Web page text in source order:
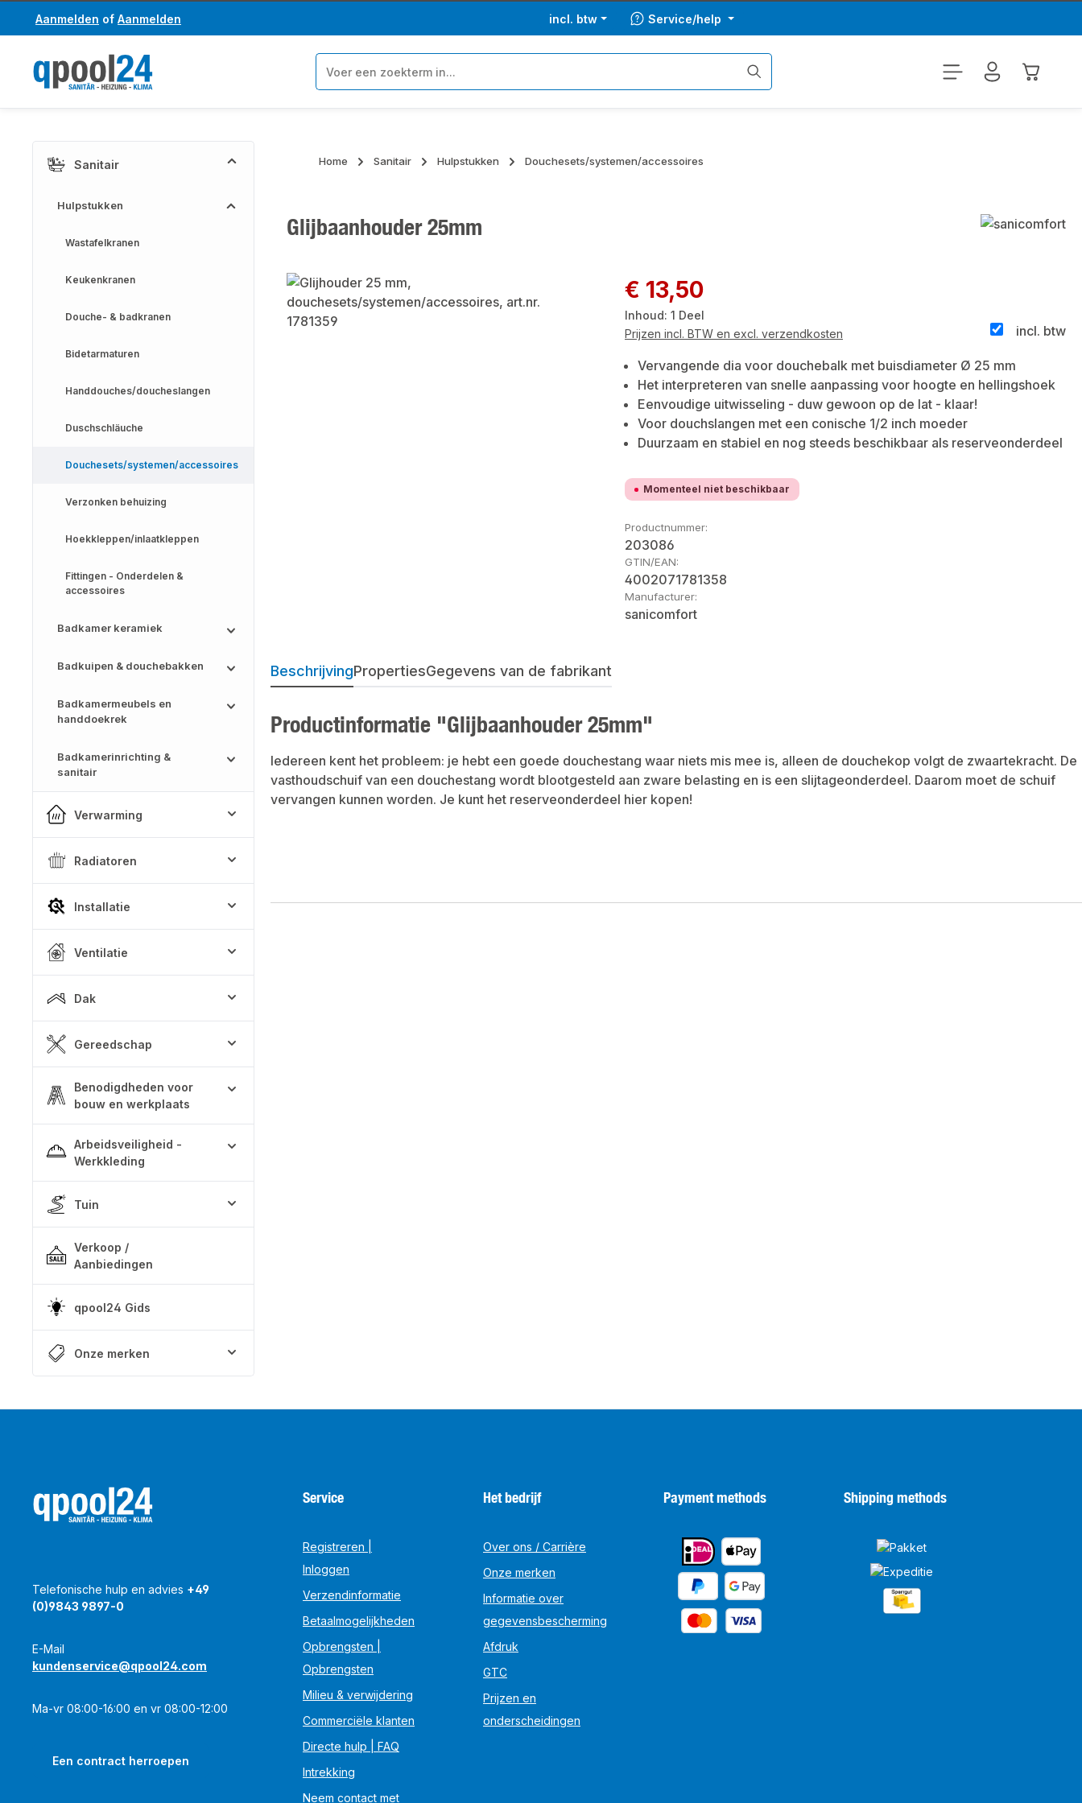
naar de hoofdinhoud
Ga naar de zoekopdracht
Aanmelden of Aanmelden incl. btw Service/help
Sanitair
Hulpstukken
Wastafelkranen
Keukenkranen
Douche- & badkranen
Bidetarmaturen
Handdouches/doucheslangen
Duschschläuche
Douchesets/systemen/accessoires
Verzonken behuizing
Hoekkleppen/inlaatkleppen
Fittingen - Onderdelen &
accessoires
Badkamer keramiek
Badkuipen & douchebakken
Badkamermeubels en
handdoekrek
Badkamerinrichting &
sanitair
Verwarming
Radiatoren
Installatie
Ventilatie
Dak
Gereedschap
Benodigdheden voor
bouw en werkplaats
Arbeidsveiligheid -
Werkkleding
Tuin
Verkoop /
Aanbiedingen
qpool24 Gids
Onze merken
Home Sanitair Hulpstukken Douchesets/systemen/accessoires
Glijbaanhouder 25mm
Afbeeldingengalerij overslaan Normale prijs:
€ 13,50
Inhoud: 1 Deel
incl. btw
Prijzen incl. BTW en excl. verzendkosten
Vervangende dia voor douchebalk met buisdiameter Ø 25 mm
Het interpreteren van snelle aanpassing voor hoogte en hellingshoek
Eenvoudige uitwisseling - duw gewoon op de lat - klaar!
Voor douchslangen met een conische 1/2 inch moeder
Duurzaam en stabiel en nog steeds beschikbaar als reserveonderdeel
Momenteel niet beschikbaar
Productnummer:
203086
GTIN/EAN:
4002071781358
Manufacturer:
sanicomfort
BeschrijvingPropertiesGegevens van de fabrikant
Productinformatie "Glijbaanhouder 25mm"
Iedereen kent het probleem: je hebt een goede douchestang waar niets mis mee is, alleen de douchekop volgt de zwaartekracht. De
vasthoudschuif van een douchestang wordt blootgesteld aan zware belasting en is een slijtageonderdeel. Daarom moet de schuif
vervangen kunnen worden. Je kunt het reserveonderdeel hier kopen!
Telefonische hulp en advies +49
(0)9843 9897-0
E-Mail
kundenservice@qpool24.com
Ma-vr 08:00-16:00 en vr 08:00-12:00
Een contract herroepen
Service
Registreren |
Inloggen
Verzendinformatie
Betaalmogelijkheden
Opbrengsten |
Opbrengsten
Milieu & verwijdering
Commerciële klanten
Directe hulp | FAQ
Intrekking
Neem contact met
Het bedrijf
Over ons / Carrière
Onze merken
Informatie over
gegevensbescherming
Afdruk
GTC
Prijzen en
onderscheidingen
Payment methods Shipping methods